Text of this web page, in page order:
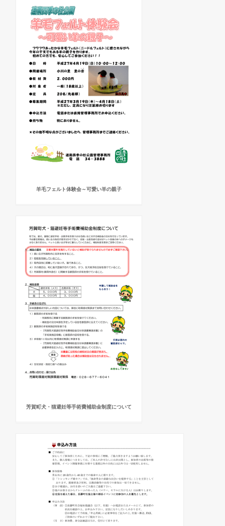
羊毛フェルト体験会～可愛い羊の親子
芳賀町犬・猫避妊等手術費補助金制度について